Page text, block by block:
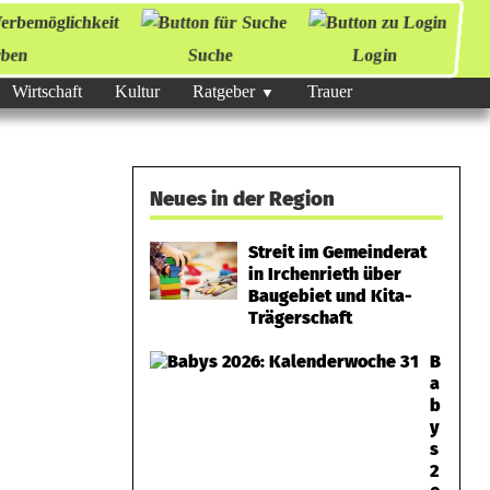
Suche
Login
Wirtschaft Kultur Ratgeber Trauer
Neues in der Region
Streit im Gemeinderat
in Irchenrieth über
Baugebiet und Kita-
Trägerschaft
B
a
b
y
s
2